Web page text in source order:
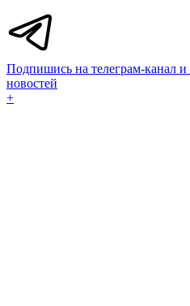
Подпишись на телеграм-канал и
новостей
+